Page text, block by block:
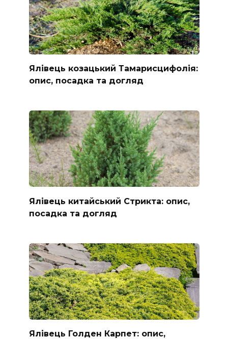
Ялівець козацький Тамарисцифолія:
опис, посадка та догляд
Ялівець китайський Стрикта: опис,
посадка та догляд
Ялівець Голден Карпет: опис,